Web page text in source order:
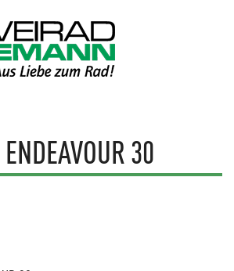
ENDEAVOUR 30